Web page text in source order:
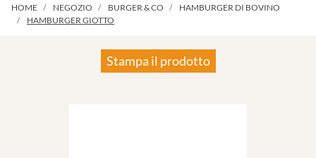
HOME NEGOZIO BURGER & CO
HAMBURGER DI BOVINO
HAMBURGER GIOTTO
Stampa il prodotto